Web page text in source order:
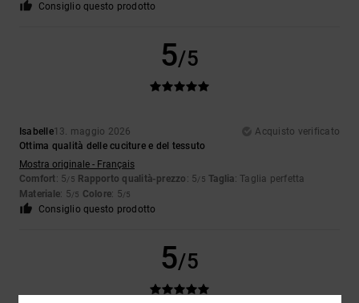
Consiglio questo prodotto
5/5
Isabelle13. maggio 2026
Acquisto verificato
Ottima qualità delle cuciture e del tessuto
Mostra originale - Français
Comfort: 5/5 Rapporto qualità-prezzo : 5/5 Taglia: Taglia perfetta
Materiale: 5/5 Colore: 5/5
Consiglio questo prodotto
5/5